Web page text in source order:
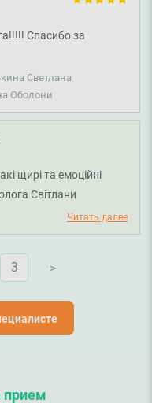
Спасибо за
Светлана
Оболони
щирі та емоційні
Світлани
приємно, що ви
допомогою.
Читать далее
3 V
прием